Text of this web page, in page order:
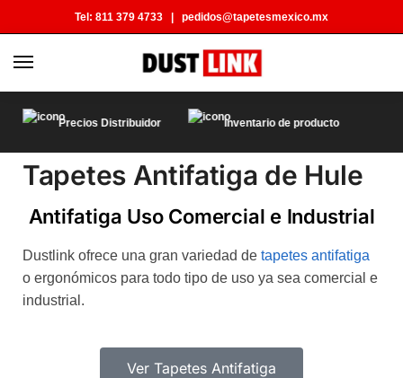
Tel: 811 379 4733 | pedidos@tapetesmexico.mx
Precios Distribuidor Inventario de producto
Tapetes Antifatiga de Hule
Antifatiga Uso Comercial e Industrial
Dustlink ofrece una gran variedad de tapetes antifatiga
o ergonómicos para todo tipo de uso ya sea comercial e
industrial.
Ver Tapetes Antifatiga